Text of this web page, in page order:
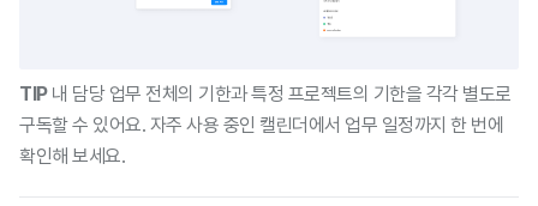
TIP내 담당 업무 전체의 기한과 특정 프로젝트의 기한을 각각 별도로
구독할 수 있어요. 자주 사용 중인 캘린더에서 업무 일정까지 한 번에
확인해 보세요.